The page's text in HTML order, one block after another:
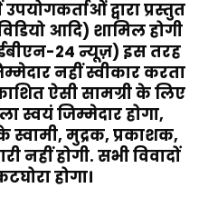
द्वारा प्रस्तुत
आदि) शामिल होगी
24 न्यूज़) इस तरह
नहीं स्वीकार करता
ऐसी सामग्री के लिए
स्वयं जिम्मेदार होगा,
मुद्रक, प्रकाशक,
नहीं होगी. सभी विवादों
होगा।